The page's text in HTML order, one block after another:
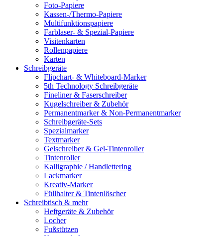
Foto-Papiere
Kassen-/Thermo-Papiere
Multifunktionspapiere
Farblaser- & Spezial-Papiere
Visitenkarten
Rollenpapiere
Karten
Schreibgeräte
Flipchart- & Whiteboard-Marker
5th Technology Schreibgeräte
Fineliner & Faserschreiber
Kugelschreiber & Zubehör
Permanentmarker & Non-Permanentmarker
Schreibgeräte-Sets
Spezialmarker
Textmarker
Gelschreiber & Gel-Tintenroller
Tintenroller
Kalligraphie / Handlettering
Lackmarker
Kreativ-Marker
Füllhalter & Tintenlöscher
Schreibtisch & mehr
Heftgeräte & Zubehör
Locher
Fußstützen